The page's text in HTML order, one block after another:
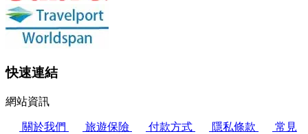
快速連結
網站資訊
關於我們 旅遊保險 付款方式 隱私條款
常見